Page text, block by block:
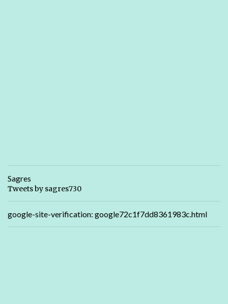
Sagres
Tweets by sagres730
google-site-verification: google72c1f7dd8361983c.html